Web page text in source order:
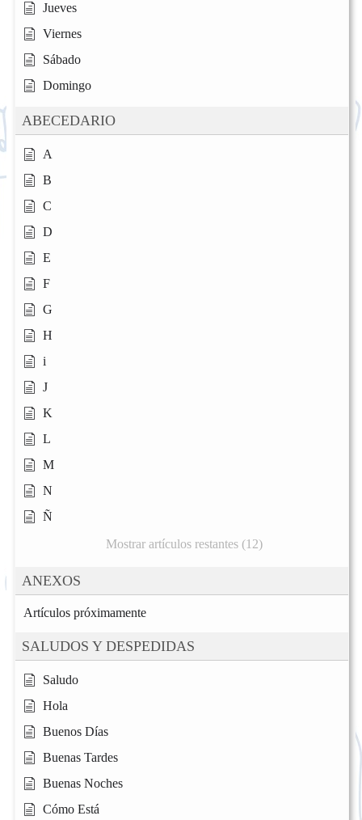
Jueves
Viernes
Sábado
Domingo
ABECEDARIO
A
B
C
D
E
F
G
H
i
J
K
L
M
N
Ñ
Mostrar artículos restantes (12)
ANEXOS
Artículos próximamente
SALUDOS Y DESPEDIDAS
Saludo
Hola
Buenos Días
Buenas Tardes
Buenas Noches
Cómo Está